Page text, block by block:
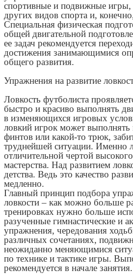
спортивные и подвижные игры,
других видов спорта и,
Специальная физическая
общей двигательной
ее задач рекомендуется
достижения занимающимися
общего развития.
Упражнения на развитие
Ловкость футболиста
быстро и красиво выполнять
в изменяющихся игровых
ловкий игрок может выполнять
финтов или какой-то трюк,
труднейшей ситуации. Именно
отличительной чертой
мастерства. Над развитием
детства. Ведь это качество
медленно.
Главный принцип подбора
ловкости – как можно больше
тренировках нужно больше
разученные гимнастические и
упражнения, чередования
различных сочетаниях,
неожиданно меняющимися
по технике и тактике игры.
рекомендуется в начале занятия.